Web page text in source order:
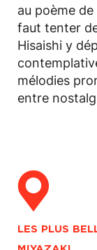
au poème de
faut tenter
Hisaishi y
mélodies
entre
LES PLUS